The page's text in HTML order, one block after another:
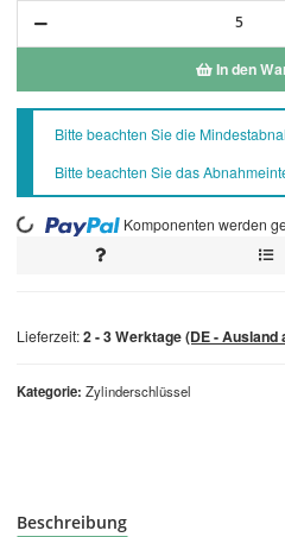
Kategorie Zylinderschlüssel
In den
xBitte beachten Sie die
Bitte beachten Sie das
Loading... Komponenten werden
Lieferzeit:2 - 3 Werktage(DE - Ausland
Beschreibung